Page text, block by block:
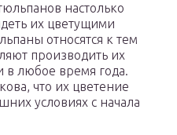
настолько
их цветущими
относятся к тем
производить их
в любое время года.
что их цветение
условиях с начала